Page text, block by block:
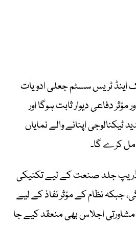
اینڈ ٹریس سسٹم جعلی ادویات
دفاعی دیوار ثابت ہوگا اور
اپنانے والے نمایاں
کرے گا۔
جلد صنعت کے لیے تکنیکی
جبکہ نظام کے مؤثر نفاذ کے لیے
اجلاس بھی منعقد کیے جا